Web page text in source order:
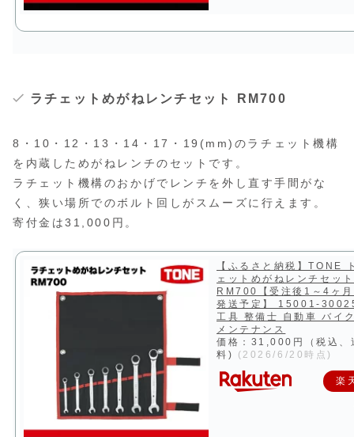
ラチェットめがねレンチセット RM700
8・10・12・13・14・17・19(mm)のラチェット機構
を内蔵しためがねレンチのセットです。
ラチェット機構のおかげでレンチを外し直す手間がな
く、狭い場所でのボルト回しがスムーズに行えます。
寄付金は31,000円。
【ふるさと納税】TONE
ェットめがねレンチセット
RM700【受注後1～4ヶ
発送予定】 15001-
工具 整備士 自動車 バイ
メンテナンス
価格：31,000円（税込、
料)
(2026/6/20時点)
楽